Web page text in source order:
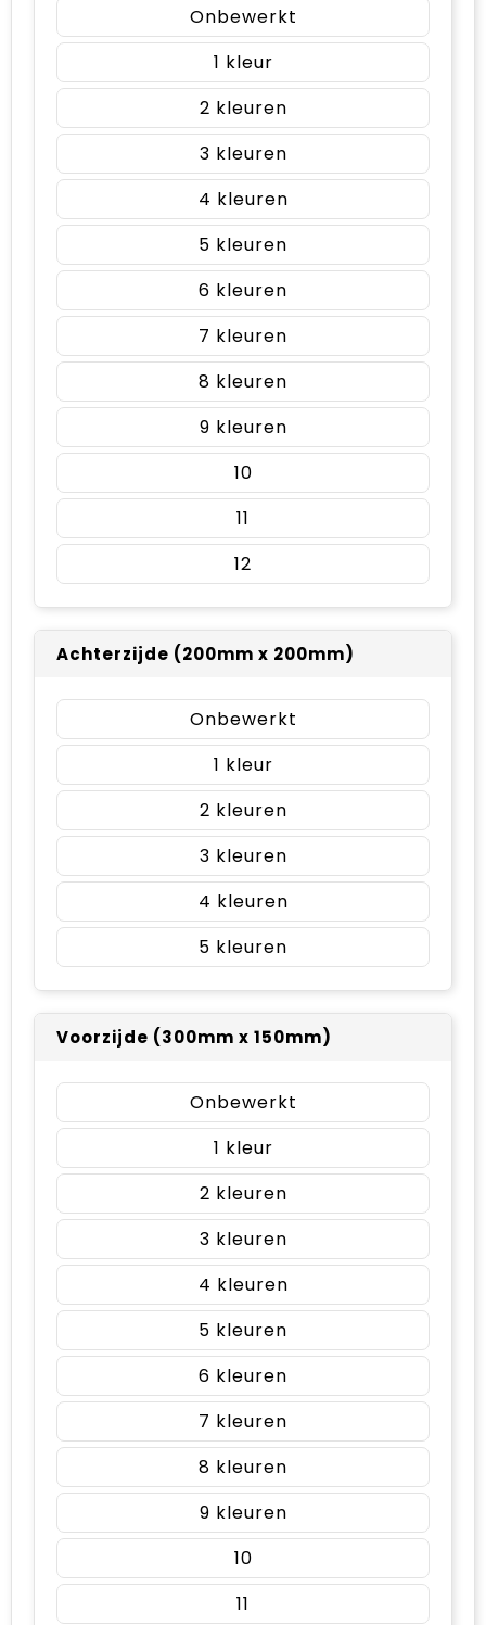
Onbewerkt
1
2
3
4
5
6
7
8
9
10
11
12
Achterzijde (200mm x 200mm)
Onbewerkt
1
2
3
4
5
Voorzijde (300mm x 150mm)
Onbewerkt
1
2
3
4
5
6
7
8
9
10
11